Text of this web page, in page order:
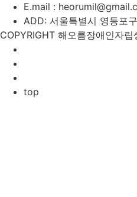
E.mail :
ADD: 서울특별시 영등포
COPYRIGHT 해오름장애인자
top